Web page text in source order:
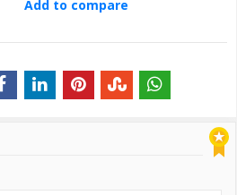
Add to compare